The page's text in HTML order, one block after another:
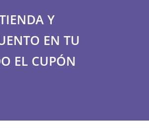
Y
EN TU
EL CUPÓN